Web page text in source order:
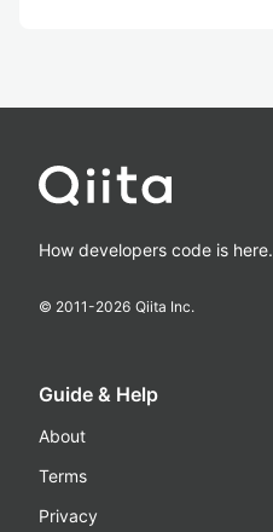
How developers code is here.
© 2011-2026 Qiita Inc.
Guide & Help
About
Terms
Privacy